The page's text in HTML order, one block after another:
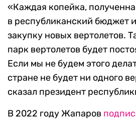
«Каждая копейка,
в республиканский бюджет
закупку новых вертолетов.
парк вертолетов будет
Если мы не будем этого
стране не будет ни одного
сказал президент
В 2022 году Жапаров